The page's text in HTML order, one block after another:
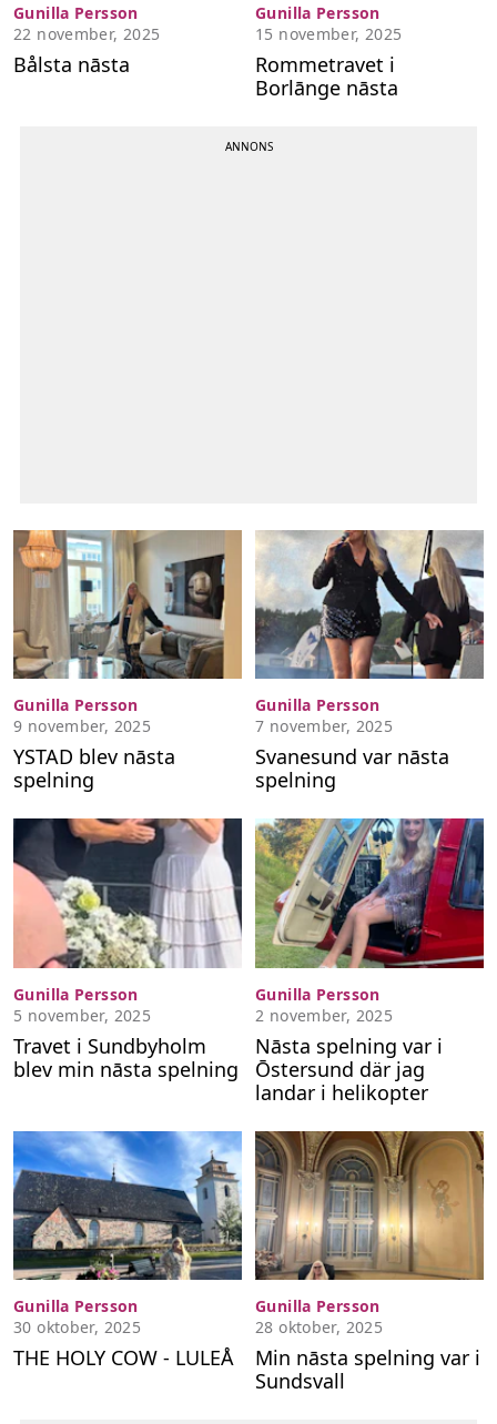
Bålsta nāsta
Gunilla Persson
22 november, 2025
Rommetravet i
Borlānge nāsta
Gunilla Persson
15 november, 2025
YSTAD blev nāsta
spelning
Gunilla Persson
9 november, 2025
Svanesund var nāsta
spelning
Gunilla Persson
7 november, 2025
Travet i Sundbyholm
blev min nāsta spelning
Gunilla Persson
5 november, 2025
Nāsta spelning var i
Ōstersund där jag
landar i helikopter
Gunilla Persson
2 november, 2025
THE HOLY COW - LULEÅ
Gunilla Persson
30 oktober, 2025
Min nāsta spelning var i
Sundsvall
Gunilla Persson
28 oktober, 2025